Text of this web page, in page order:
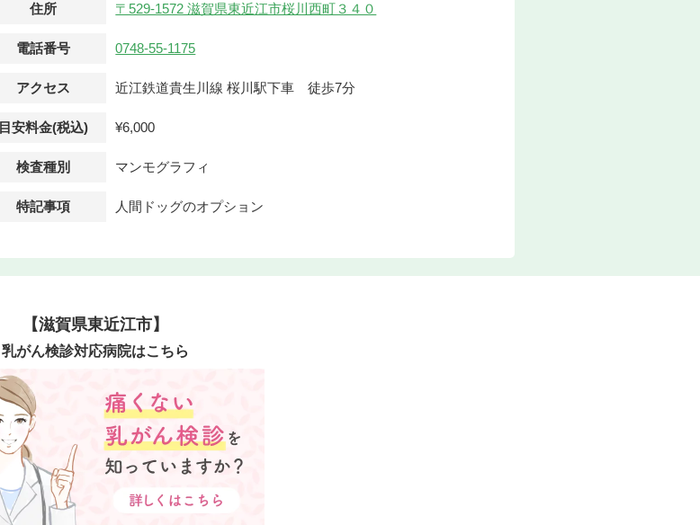
住所 〒529-1572 滋賀県東近江市桜川西町３４０
電話番号 0748-55-1175
アクセス 近江鉄道貴生川線 桜川駅下車 徒歩7分
目安料金(税込) ¥6,000
検査種別 マンモグラフィ
特記事項 人間ドッグのオプション
【滋賀県東近江市】
乳がん検診対応病院はこちら